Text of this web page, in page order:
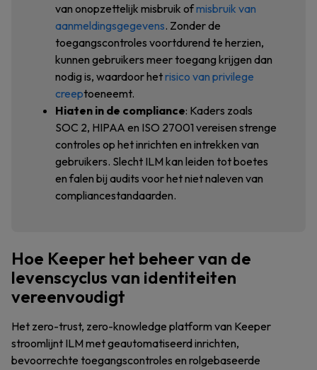
van onopzettelijk misbruik ofmisbruik van
aanmeldingsgegevens. Zonder de
toegangscontroles voortdurend te herzien,
kunnen gebruikers meer toegang krijgen dan
nodig is, waardoor hetrisico van privilege
creeptoeneemt.
Hiaten in de compliance: Kaders zoals
SOC 2, HIPAA en ISO 27001 vereisen strenge
controles op het inrichten en intrekken van
gebruikers. Slecht ILM kan leiden tot boetes
en falen bij audits voor het niet naleven van
compliancestandaarden.
Hoe Keeper het beheer van de
levenscyclus van identiteiten
vereenvoudigt
Het zero-trust, zero-knowledge platform van Keeper
stroomlijnt ILM met geautomatiseerd inrichten,
bevoorrechte toegangscontroles en rolgebaseerde